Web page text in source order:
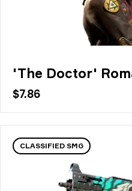
'The Doctor'
$7.86
CLASSIFIED SMG